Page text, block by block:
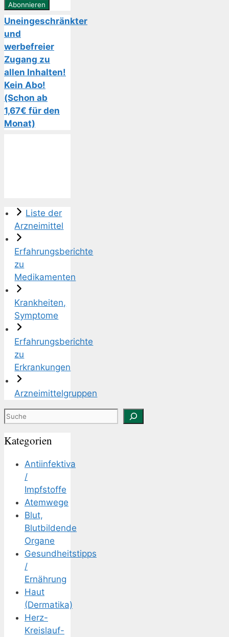
Uneingeschränkter
und
werbefreier
Zugang zu
allen Inhalten!
Kein Abo!
(Schon ab
1,67€ für den
Monat)
Liste der
Arzneimittel
Erfahrungsberichte
zu
Medikamenten
Krankheiten,
Symptome
Erfahrungsberichte
zu
Erkrankungen
Arzneimittelgruppen
Suchen
Kategorien
Antiinfektiva
/
Impfstoffe
Atemwege
Blut,
Blutbildende
Organe
Gesundheitstipps
/
Ernährung
Haut
(Dermatika)
Herz-
Kreislauf-